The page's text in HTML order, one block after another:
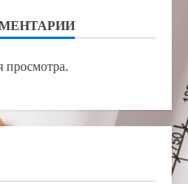
просмотра.